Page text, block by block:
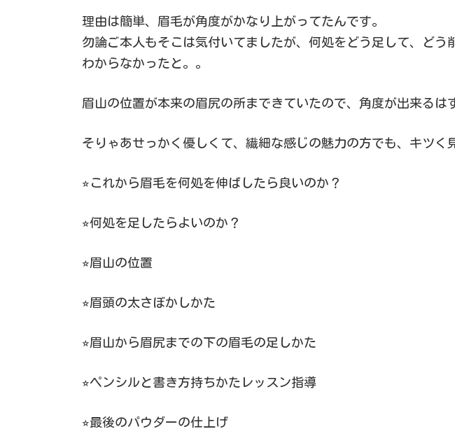
理由は簡単、眉毛が角度がかなり上がってたんです。
勿論ご本人もそこは気付いてましたが、何処をどう足して、どう
わからなかったと。。
眉山の位置が本来の眉尻の所まできていたので、角度が出来るは
そりゃあせっかく優しくて、繊細な感じの魅力の方でも、キツく
⭐︎これから眉毛を何処を伸ばしたら良いのか？
⭐︎何処を足したらよいのか？
⭐︎眉山の位置
⭐︎眉頭の太さぼかしかた
⭐︎眉山から眉尻までの下の眉毛の足しかた
⭐︎ペンシルと書き方持ちかたレッスン指導
⭐︎最後のパウダーの仕上げ